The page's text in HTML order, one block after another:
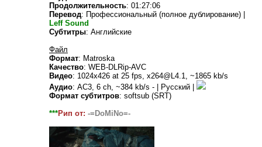
Продолжительность: 01:27:06
Перевод: Профессиональный (полное дублирование) |
Leff Sound
Субтитры: Английские
Файл
Формат: Matroska
Качество: WEB-DLRip-AVC
Видео: 1024x426 at 25 fps, x264@L4.1, ~1865 kb/s
Аудио: AC3, 6 ch, ~384 kb/s - | Русский |
Формат субтитров: softsub (SRT)
***Рип от: -=DoMiNo=-